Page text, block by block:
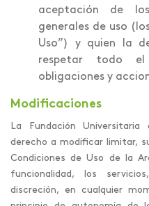
aceptación de
generales de uso
Uso”) y quien la
respetar todo el
obligaciones y
Modificaciones
La Fundación
derecho a modificar limitar,
Condiciones de Uso de la
funcionalidad, los
discreción, en cualquier